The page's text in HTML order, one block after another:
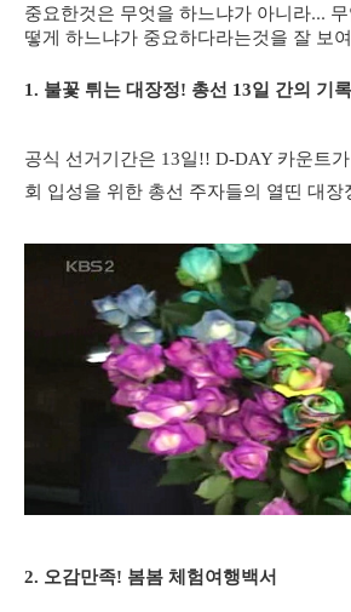
중요한것은 무엇을 하느냐가 아니라...
떻게 하느냐가 중요하다라는것을 잘 보
1. 불꽃 튀는 대장정! 총선 13일 간의 기록
공식 선거기간은 13일!! D-DAY 카운트
회 입성을 위한 총선 주자들의 열띤 대장
2. 오감만족! 봄봄 체험여행백서